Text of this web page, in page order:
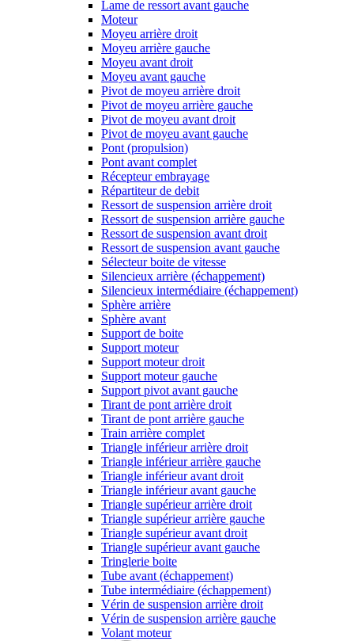
Lame de ressort avant gauche
Moteur
Moyeu arrière droit
Moyeu arrière gauche
Moyeu avant droit
Moyeu avant gauche
Pivot de moyeu arrière droit
Pivot de moyeu arrière gauche
Pivot de moyeu avant droit
Pivot de moyeu avant gauche
Pont (propulsion)
Pont avant complet
Récepteur embrayage
Répartiteur de debit
Ressort de suspension arrière droit
Ressort de suspension arrière gauche
Ressort de suspension avant droit
Ressort de suspension avant gauche
Sélecteur boite de vitesse
Silencieux arrière (échappement)
Silencieux intermédiaire (échappement)
Sphère arrière
Sphère avant
Support de boite
Support moteur
Support moteur droit
Support moteur gauche
Support pivot avant gauche
Tirant de pont arrière droit
Tirant de pont arrière gauche
Train arrière complet
Triangle inférieur arrière droit
Triangle inférieur arrière gauche
Triangle inférieur avant droit
Triangle inférieur avant gauche
Triangle supérieur arrière droit
Triangle supérieur arrière gauche
Triangle supérieur avant droit
Triangle supérieur avant gauche
Tringlerie boite
Tube avant (échappement)
Tube intermédiaire (échappement)
Vérin de suspension arrière droit
Vérin de suspension arrière gauche
Volant moteur